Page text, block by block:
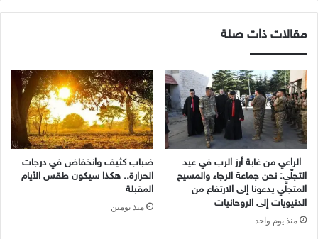
مقالات ذات صلة
الراعي من غابة أرز الرب في عيد
التجلّي: نحن جماعة الرجاء والمسيح
المتجلّي يدعونا إلى الارتفاع من
الدنيويات إلى الروحانيات
منذ يوم واحد
ضباب كثيف وانخفاض في درجات
الحرارة.. هكذا سيكون طقس الأيام
المقبلة
منذ يومين